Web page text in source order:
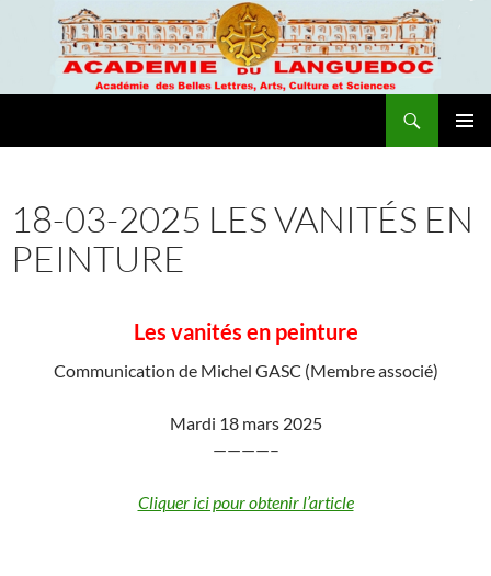
18-03-2025 LES VANITÉS EN
PEINTURE
Les vanités en peinture
Communication de Michel GASC (Membre associé)
Mardi 18 mars 2025
————–
Cliquer ici pour obtenir l’article